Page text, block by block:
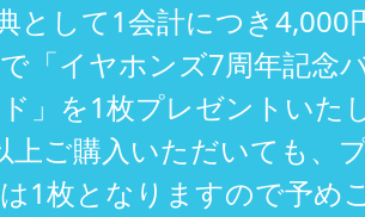
として1会計につき4,000
「イヤホンズ7周年記念
」を1枚プレゼントいた
上ご購入いただいても、
1枚となりますので予め